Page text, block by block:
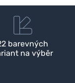
barevných
na výběr